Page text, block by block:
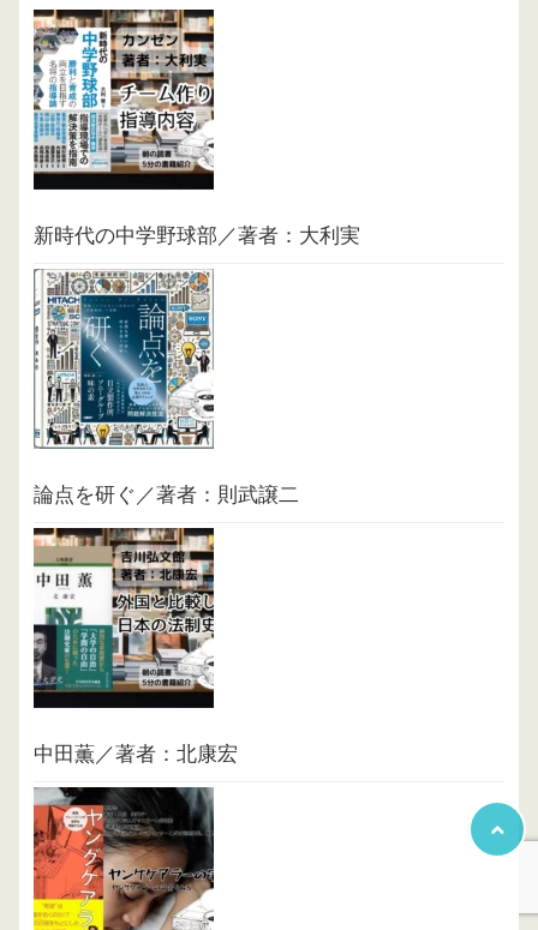
新時代の中学野球部／著者：大利実
論点を研ぐ／著者：則武譲二
中田薫／著者：北康宏